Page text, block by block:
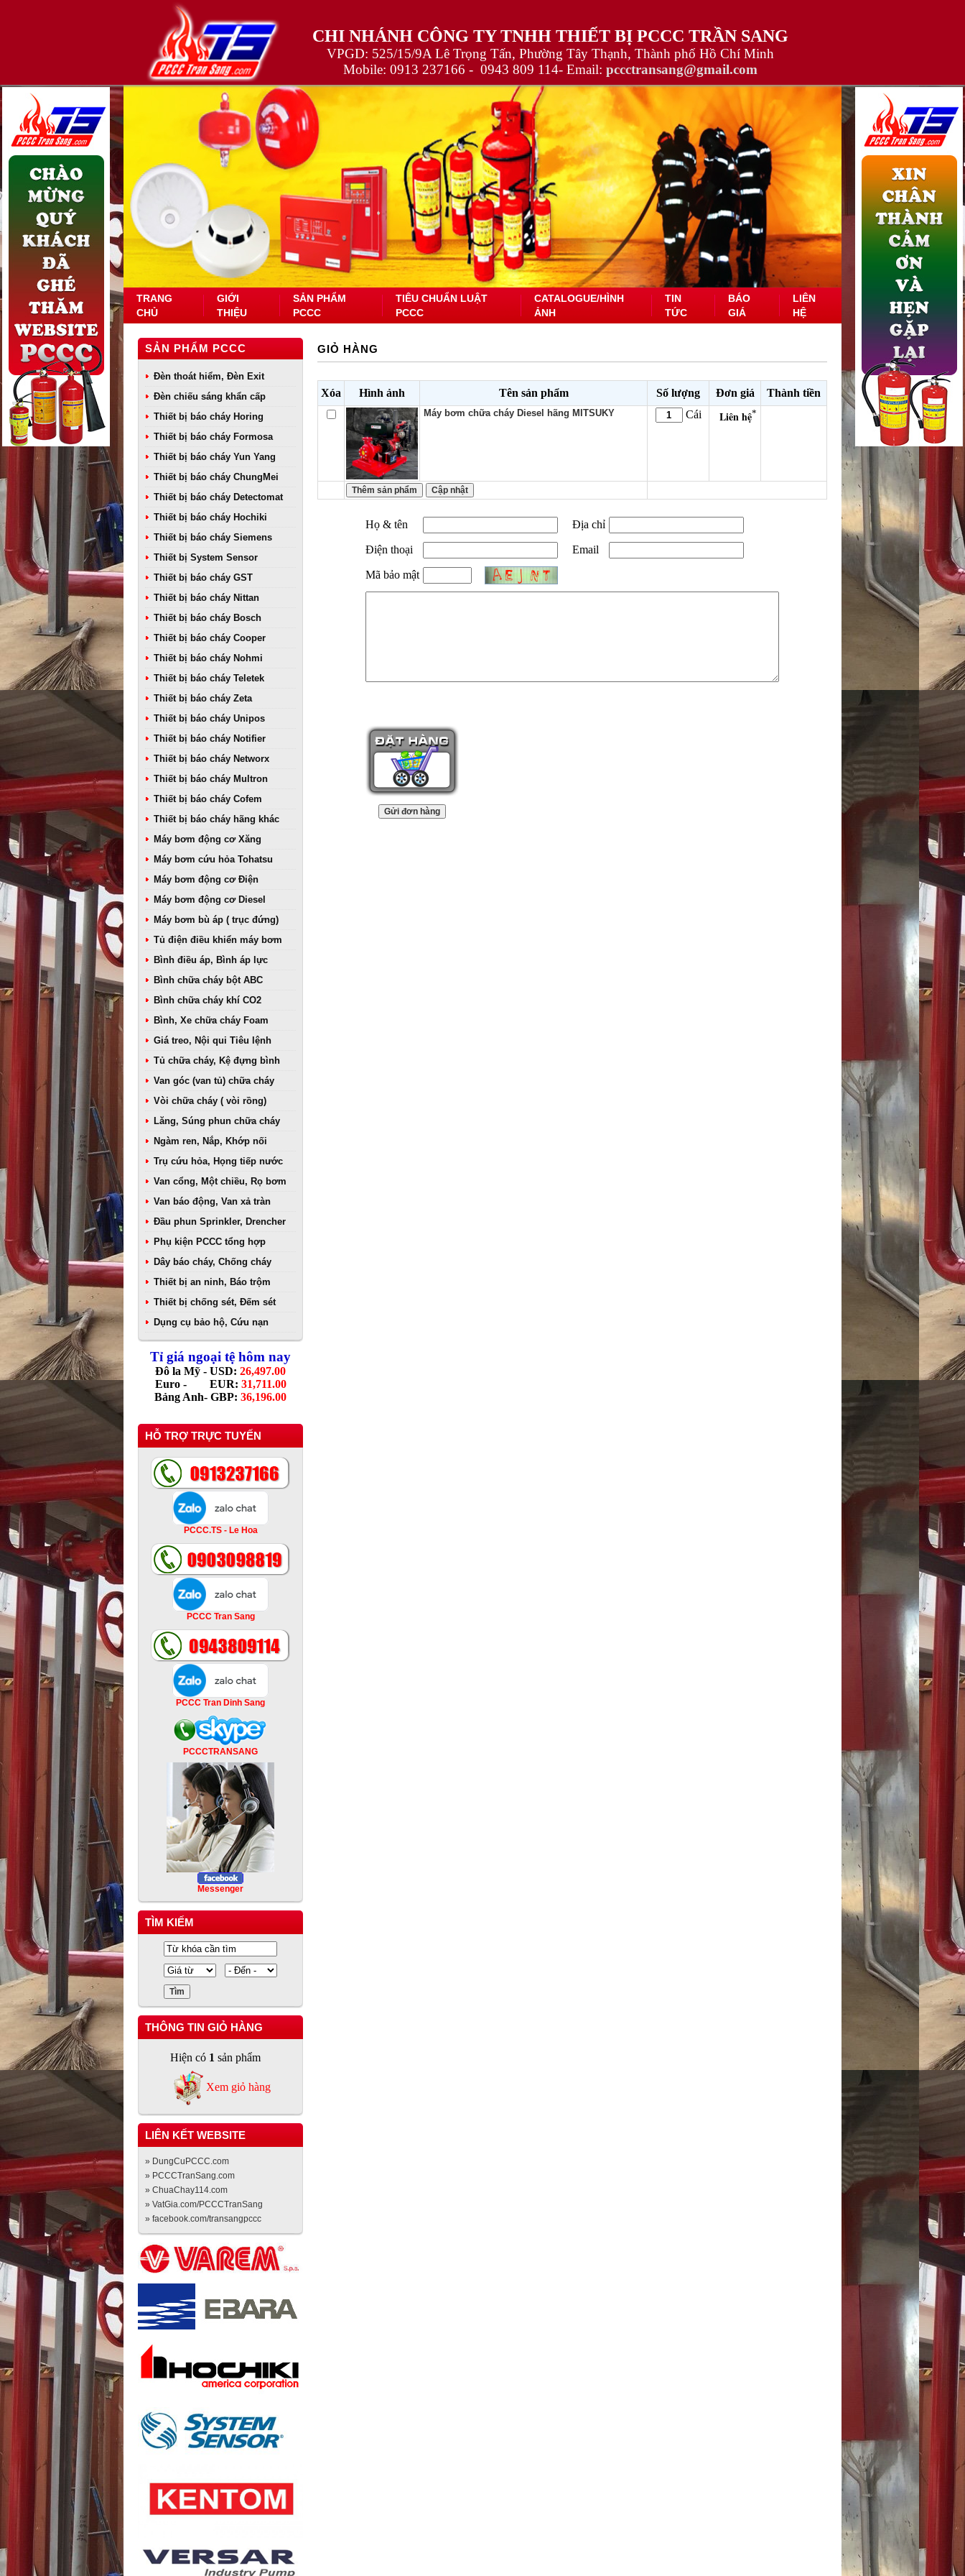
CHI NHÁNH CÔNG TY TNHH THIẾT BỊ PCCC TRẦN SANG
VPGD: 525/15/9A Lê Trọng Tấn, Phường Tây Thạnh, Thành phố Hồ Chí Minh
Mobile: 0913 237166 - 0943 809 114- Email: pccctransang@gmail.com
TRANG
CHỦ
GIỚI
THIỆU
SẢN PHẨM
PCCC
TIÊU CHUẨN LUẬT
PCCC
CATALOGUE/HÌNH
ẢNH
TIN
TỨC
BÁO
GIÁ
LIÊN
HỆ
SẢN PHẨM PCCC
Đèn thoát hiểm, Đèn Exit
Đèn chiếu sáng khẩn cấp
Thiết bị báo cháy Horing
Thiết bị báo cháy Formosa
Thiết bị báo cháy Yun Yang
Thiết bị báo cháy ChungMei
Thiết bị báo cháy Detectomat
Thiết bị báo cháy Hochiki
Thiết bị báo cháy Siemens
Thiết bị System Sensor
Thiết bị báo cháy GST
Thiết bị báo cháy Nittan
Thiết bị báo cháy Bosch
Thiết bị báo cháy Cooper
Thiết bị báo cháy Nohmi
Thiết bị báo cháy Teletek
Thiết bị báo cháy Zeta
Thiết bị báo cháy Unipos
Thiết bị báo cháy Notifier
Thiết bị báo cháy Networx
Thiết bị báo cháy Multron
Thiết bị báo cháy Cofem
Thiết bị báo cháy hãng khác
Máy bơm động cơ Xăng
Máy bơm cứu hỏa Tohatsu
Máy bơm động cơ Điện
Máy bơm động cơ Diesel
Máy bơm bù áp ( trục đứng)
Tủ điện điều khiển máy bơm
Bình điều áp, Bình áp lực
Bình chữa cháy bột ABC
Bình chữa cháy khí CO2
Bình, Xe chữa cháy Foam
Giá treo, Nội qui Tiêu lệnh
Tủ chữa cháy, Kệ đựng bình
Van góc (van tủ) chữa cháy
Vòi chữa cháy ( vòi rồng)
Lăng, Súng phun chữa cháy
Ngàm ren, Nắp, Khớp nối
Trụ cứu hỏa, Họng tiếp nước
Van cổng, Một chiều, Rọ bơm
Van báo động, Van xả tràn
Đầu phun Sprinkler, Drencher
Phụ kiện PCCC tổng hợp
Dây báo cháy, Chống cháy
Thiết bị an ninh, Báo trộm
Thiết bị chống sét, Đếm sét
Dụng cụ bảo hộ, Cứu nạn
Tỉ giá ngoại tệ hôm nay
Đô la Mỹ - USD: 26,497.00
Euro - EUR: 31,711.00
Bảng Anh- GBP: 36,196.00
HỖ TRỢ TRỰC TUYẾN
PCCC.TS - Le Hoa
PCCC Tran Sang
PCCC Tran Dinh Sang
PCCCTRANSANG
Messenger
TÌM KIẾM
THÔNG TIN GIỎ HÀNG
Hiện có 1 sản phẩm
Xem giỏ hàng
LIÊN KẾT WEBSITE
» DungCuPCCC.com
» PCCCTranSang.com
» ChuaChay114.com
» VatGia.com/PCCCTranSang
» facebook.com/transangpccc
GIỎ HÀNG
Xóa Hình ảnh Tên sản phẩm Số lượng Đơn giá Thành tiền
Máy bơm chữa cháy Diesel hãng MITSUKY Cái Liên hệ*
Họ & tên Địa chỉ
Điện thoại Email
Mã bảo mật